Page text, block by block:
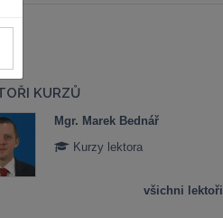
KURZŮ
Mgr. Marek Bednář
Kurzy lektora
všichni lektoři